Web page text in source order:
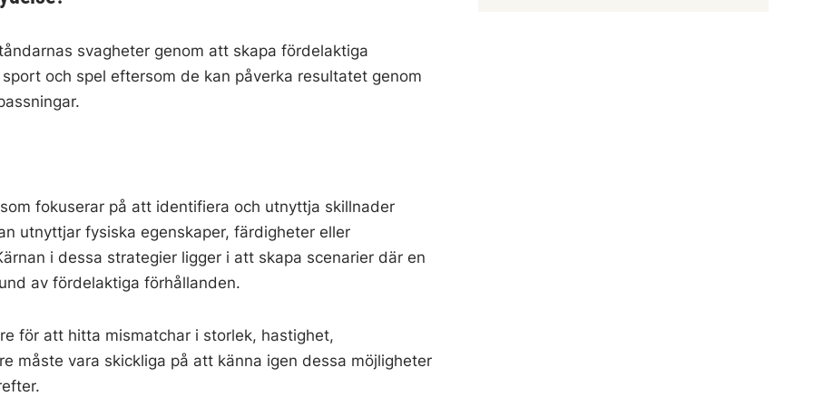
svagheter genom att skapa fördelaktiga
och spel eftersom de kan påverka resultatet genom
fokuserar på att identifiera och utnyttja skillnader
utnyttjar fysiska egenskaper, färdigheter eller
i dessa strategier ligger i att skapa scenarier där en
av fördelaktiga förhållanden.
för att hitta mismatchar i storlek, hastighet,
måste vara skickliga på att känna igen dessa möjligheter